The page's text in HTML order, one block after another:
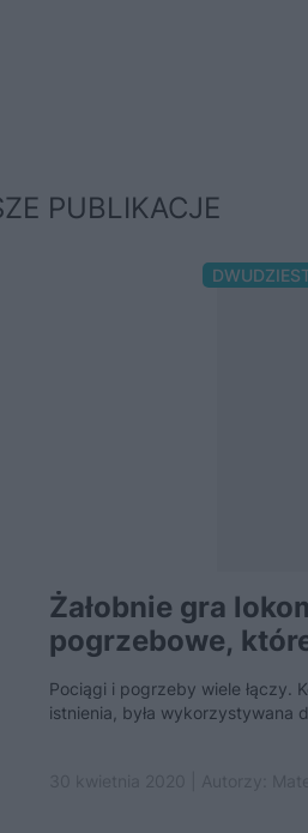
PUBLIKACJE
Żałobnie gra
pogrzebowe,
Pociągi i pogrzeby wiele łączy.
istnienia, była wykorzystywana